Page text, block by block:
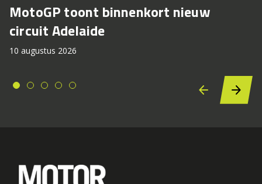
MotoGP toont binnenkort nieuw
circuit Adelaide
10 augustus 2026